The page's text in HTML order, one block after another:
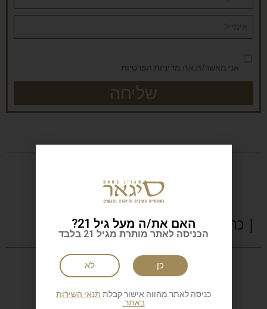
אני מאשר/ת את מדיניות הפרטיות
שליחה
| כתבות נוספותהאם את/ה מעל גיל 21?
הכניסה לאתר מותרת מגיל 21 בלבד
לא כן
כניסה לאתר מהווה אישור קבלת תנאי השירות
באתר.